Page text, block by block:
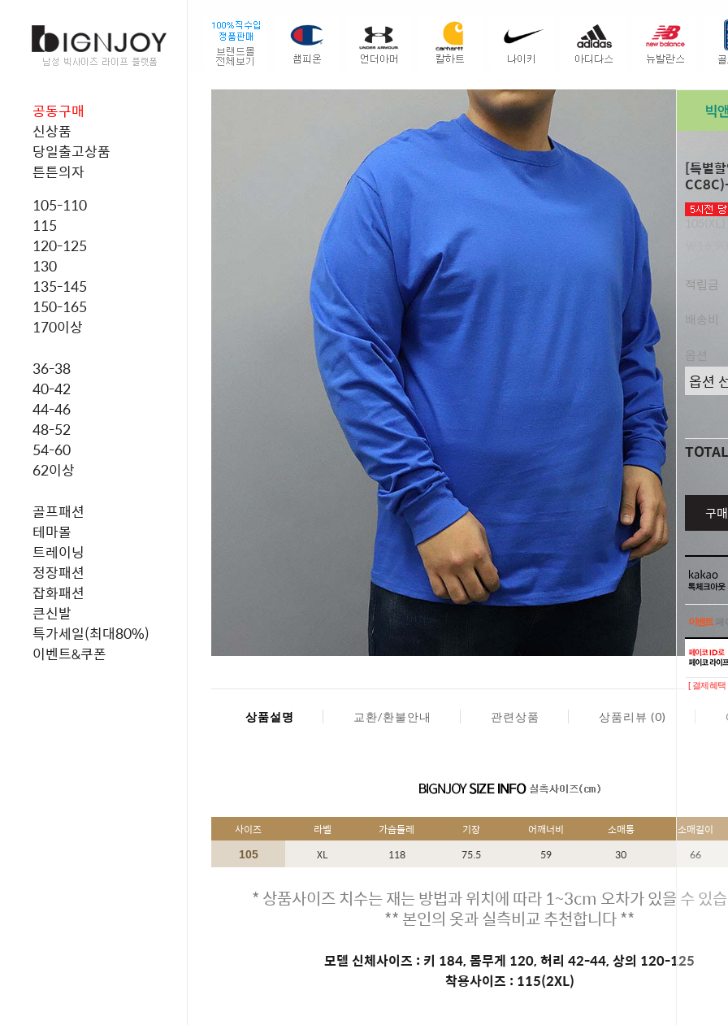
공동구매
신상품
당일출고상품
튼튼의자
105-110
115
120-125
130
135-145
150-165
170이상
36-38
40-42
44-46
48-52
54-60
62이상
골프패션
테마몰
트레이닝
정장패션
잡화패션
큰신발
특가세일(최대80%)
이벤트&쿠폰
[특별
적립금
배송비
옵션
TOTAL
구
이벤트페
이벤트페
[ 결제혜
상품설명 교환/환불안내 관련상품 상품리뷰 (0)
사이즈 라벨 가슴둘레 기장 어깨너비 소매통 소매길이
105 XL 118 75.5 59 30 66
* 상품사이즈 치수는 재는 방법과 위치에 따라 1~3cm 오차가 있을 수 있
** 본인의 옷과 실측비교 추천합니다 **
모델 신체사이즈 : 키 184, 몸무게 120, 허리 42-44, 상의 120-125
착용사이즈 : 115(2XL)